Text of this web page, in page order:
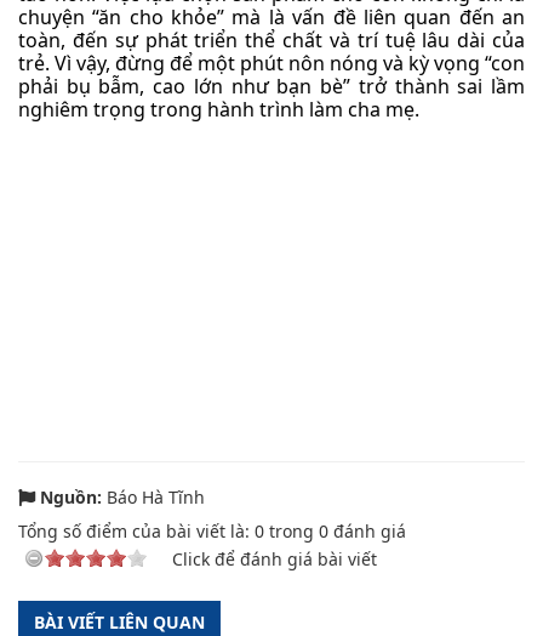
chuyện “ăn cho khỏe” mà là vấn đề liên quan đến an
toàn, đến sự phát triển thể chất và trí tuệ lâu dài của
trẻ. Vì vậy, đừng để một phút nôn nóng và kỳ vọng “con
phải bụ bẫm, cao lớn như bạn bè” trở thành sai lầm
nghiêm trọng trong hành trình làm cha mẹ.
Nguồn: Báo Hà Tĩnh
Tổng số điểm của bài viết là: 0 trong 0 đánh giá
Click để đánh giá bài viết
BÀI VIẾT LIÊN QUAN